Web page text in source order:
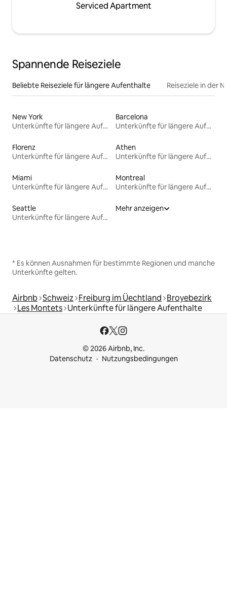
Serviced Apartment
Spannende Reiseziele
Beliebte Reiseziele für längere Aufenthalte Reiseziele in der
New York
Unterkünfte für längere Aufenthalte
Barcelona
Unterkünfte für längere Aufenthalte
Florenz
Unterkünfte für längere Aufenthalte
Athen
Unterkünfte für längere Aufenthalte
Miami
Unterkünfte für längere Aufenthalte
Montreal
Unterkünfte für längere Aufenthalte
Seattle
Unterkünfte für längere Aufenthalte
Mehr anzeigen
* Es können Ausnahmen für bestimmte Regionen und manche
Unterkünfte gelten.
Airbnb Schweiz Freiburg im Üechtland Broyebezirk
Les Montets Unterkünfte für längere Aufenthalte
© 2026 Airbnb, Inc.
Datenschutz
Nutzungsbedingungen